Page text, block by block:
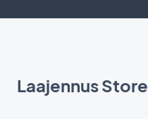
Laajennus Store